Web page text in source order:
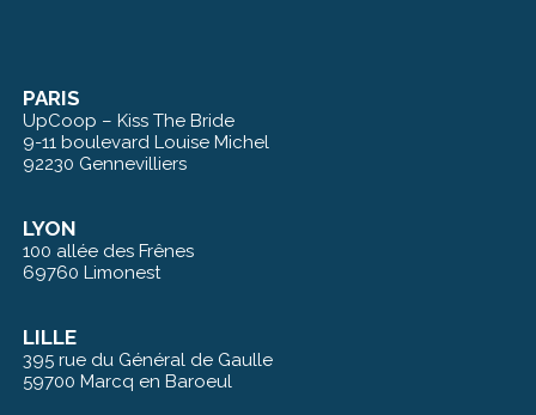
PARIS
UpCoop – Kiss The Bride
9-11 boulevard Louise Michel
92230 Gennevilliers
LYON
100 allée des Frênes
69760 Limonest
LILLE
395 rue du Général de Gaulle
59700 Marcq en Baroeul